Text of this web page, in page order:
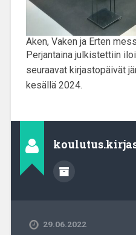
Aken, Vaken ja Erten
Perjantaina julkistettiin
seuraavat kirjastopäivät
kesällä 2024.
29.06.2022